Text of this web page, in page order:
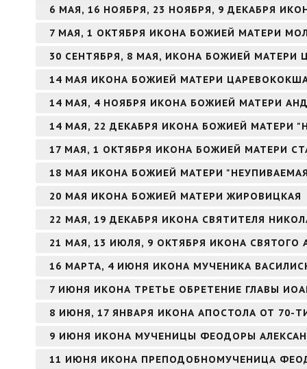
6 МАЯ, 16 НОЯБРЯ, 23 НОЯБРЯ, 9 ДЕКАБРЯ
7 МАЯ, 1 ОКТЯБРЯ ИКОНА БОЖИЕЙ МАТЕРИ
30 СЕНТЯБРЯ, 8 МАЯ, ИКОНА БОЖИЕЙ МАТЕРИ
14 МАЯ ИКОНА БОЖИЕЙ МАТЕРИ
14 МАЯ, 4 НОЯБРЯ ИКОНА БОЖИЕЙ МАТЕРИ
14 МАЯ, 22 ДЕКАБРЯ ИКОНА БОЖИЕЙ МАТЕРИ
17 МАЯ, 1 ОКТЯБРЯ ИКОНА БОЖИЕЙ МАТЕРИ
18 МАЯ ИКОНА БОЖИЕЙ МАТЕРИ
20 МАЯ ИКОНА БОЖИЕЙ МАТЕРИ ЖИРОВИЦКАЯ
22 МАЯ, 19 ДЕКАБРЯ ИКОНА СВЯТИТЕЛЯ
21 МАЯ, 13 ИЮЛЯ, 9 ОКТЯБРЯ ИКОНА
16 МАРТА, 4 ИЮНЯ ИКОНА МУЧЕНИКА
7 ИЮНЯ ИКОНА ТРЕТЬЕ ОБРЕТЕНИЕ ГЛАВЫ
8 ИЮНЯ, 17 ЯНВАРЯ ИКОНА АПОСТОЛА ОТ 70-
9 ИЮНЯ ИКОНА МУЧЕНИЦЫ ФЕОДОРЫ
11 ИЮНЯ ИКОНА ПРЕПОДОБНОМУЧЕНИЦА